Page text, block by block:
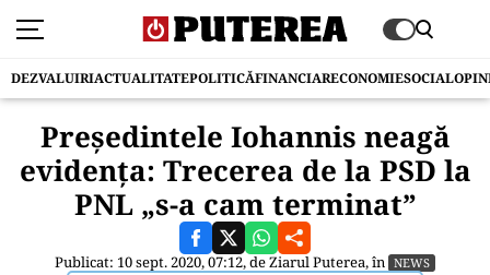
DEZVALUIRIACTUALITATEPOLITICĂFINANCIARECONOMIESOCIAL
Președintele Iohannis neagă
evidența: Trecerea de la PSD la
PNL „s-a cam terminat”
Publicat: 10 sept. 2020, 07:12, deZiarul Puterea, în NEWS